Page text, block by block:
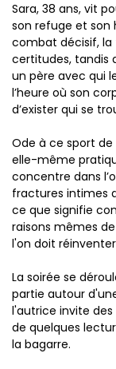
Sara, 38 ans, vit
son refuge et son
combat décisif, la
certitudes, tandis
un père avec qui
l’heure où son
d’exister qui se
Ode à ce sport
elle-même
concentre dans
fractures intimes
ce que signifie
raisons mêmes
l'on doit
La soirée se
partie autour
l'autrice invite
de quelques
la bagarre.